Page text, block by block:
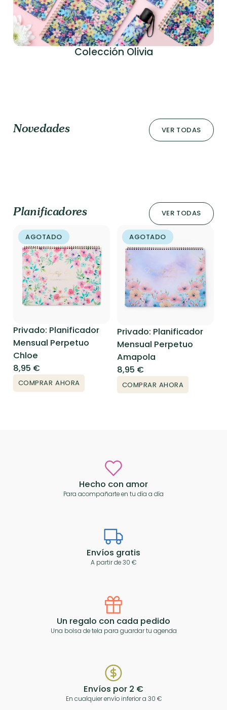
Colección Olivia
Novedades VER TODAS
Planificadores VER TODAS
AGOTADO
Privado: Planificador
Mensual Perpetuo
Chloe
8,95 €
COMPRAR AHORA
AGOTADO
Privado: Planificador
Mensual Perpetuo
Amapola
8,95 €
COMPRAR AHORA
Hecho con amor
Para acompañarte en tu día a día
Envíos gratis
A partir de 30 €
Un regalo con cada pedido
Una bolsa de tela para guardar tu agenda
Envíos por 2 €
En cualquier envío inferior a 30 €